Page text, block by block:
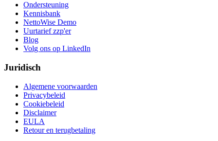
Ondersteuning
Kennisbank
NettoWise Demo
Uurtarief zzp'er
Blog
Volg ons op LinkedIn
Juridisch
Algemene voorwaarden
Privacybeleid
Cookiebeleid
Disclaimer
EULA
Retour en terugbetaling